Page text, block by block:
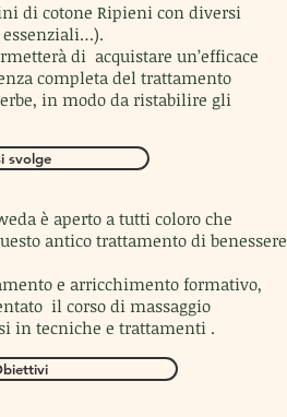
di cotone Ripieni con diversi
di acquistare un’efficace
completa del trattamento
in modo da ristabilire gli
svolge
è aperto a tutti coloro che
antico trattamento di benessere
e arricchimento formativo,
il corso di massaggio
in tecniche e trattamenti .